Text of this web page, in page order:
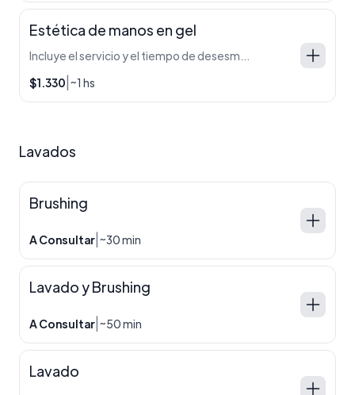
Estética de manos en gel
$1.330 ~1 hs
Lavados
Brushing
A Consultar ~30 min
Lavado y Brushing
A Consultar ~50 min
Lavado